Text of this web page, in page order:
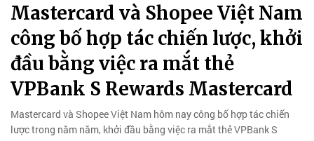
Mastercard và Shopee Việt Nam
công bố hợp tác chiến lược, khởi
đầu bằng việc ra mắt thẻ
VPBank S Rewards Mastercard
Mastercard và Shopee Việt Nam hôm nay công bố hợp tác chiến
lược trong năm năm, khởi đầu bằng việc ra mắt thẻ VPBank S